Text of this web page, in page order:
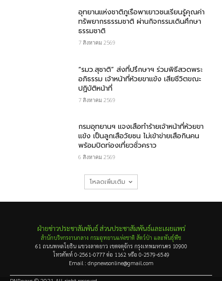
อุทยานแห่งชาติภูเรือพาเยาวชนเรียนรู้คุณค่า
ทรัพยากรธรรมชาติ ผ่านกิจกรรมเดินศึกษา
ธรรมชาติ
7 สิงหาคม 2569
“รมว.สุชาติ” ส่งที่ปรึกษาฯ ร่วมพิธีสวดพระ
อภิธรรม เจ้าหน้าที่ห้วยขาแข้ง เสียชีวิตขณะ
ปฏิบัติหน้าที่
7 สิงหาคม 2569
กรม​อุทยานฯ แจงเสือทำร้ายเจ้าหน้าที่ห้วยขา
แข้ง เป็นลูกเสือวัยซน ไม่เข้าข่ายเสือกินคน
พร้อมปิดท่องเที่ยวชั่วคราว
6 สิงหาคม 2569
โหลดเพิ่มเติม
ฝ่ายข่าวประชาสัมพันธ์ ส่วนประชาสัมพันธ์และเผยแพร่
สำนักบริหารงานกลาง กรมอุทยานแห่งชาติ สัตว์ป่า และพันธุ์พืช
61 ถนนพหลโยธิน แขวงลาดยาว เขตจตุจักร กรุงเทพมหานคร 10900
โทรศัพท์ 0-2561-0777 ต่อ 1162 หรือ 0-2579-6549
Email : dnpnewsonline@gmail.com